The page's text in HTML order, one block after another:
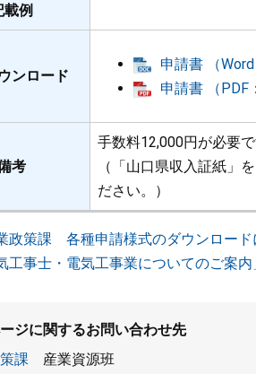
載例
ンロード
申請書 （Word
申請書 （PDF
考
手数料12,000円が必要で
（「山口県収入証紙」
ださい。）
政策課 各種申請様式のダウンロー
工事士・電気工事業についてのご案
ジに関するお問い合わせ先
課
産業資源班